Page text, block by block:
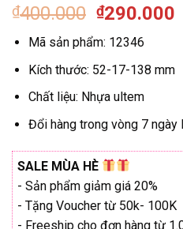
₫400.000 Giá
gốc
là:
₫400.000.
₫290.000
là:
Mã sản phẩm: 12346
Kích thước: 52-17-138 mm
Chất liệu: Nhựa ultem
Đổi hàng trong vòng 7 ngày
SALE MÙA HÈ
- Sản phẩm giảm giá 20%
- Tặng Voucher từ 50k- 100K
- Freeship cho đơn hàng từ